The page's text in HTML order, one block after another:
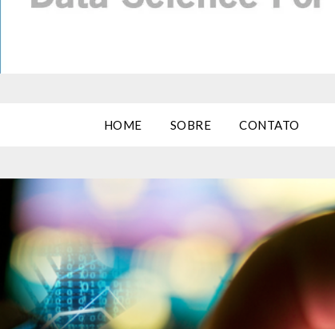
HOME SOBRE CONTATO